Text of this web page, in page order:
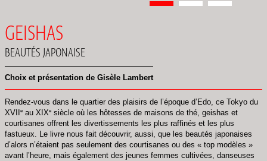
Pagination
Page
1 Page
2 Page
3
GEISHAS
BEAUTÉS JAPONAISE
Choix et présentation de Gisèle Lambert
Rendez-vous dans le quartier des plaisirs de l’époque d’Edo, ce Tokyo du
XVII
e au XIXe siècle où les hôtesses de maisons de thé, geishas et
courtisanes offrent les divertissements les plus raffinés et les plus
fastueux. Le livre nous fait découvrir, aussi, que les beautés japonaises
d’alors n’étaient pas seulement des courtisanes ou des « top modèles »
avant l’heure, mais également des jeunes femmes cultivées, danseuses